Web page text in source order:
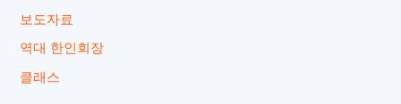
보도자료
역대 한인회장
클래스